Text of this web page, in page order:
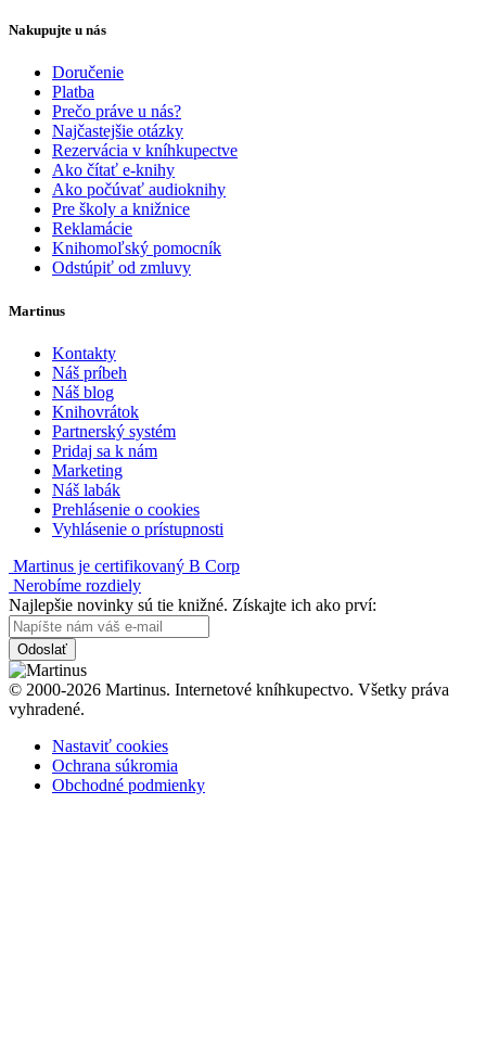
Nakupujte u nás
Doručenie
Platba
Prečo práve u nás?
Najčastejšie otázky
Rezervácia v kníhkupectve
Ako čítať e-knihy
Ako počúvať audioknihy
Pre školy a knižnice
Reklamácie
Knihomoľský pomocník
Odstúpiť od zmluvy
Martinus
Kontakty
Náš príbeh
Náš blog
Knihovrátok
Partnerský systém
Pridaj sa k nám
Marketing
Náš labák
Prehlásenie o cookies
Vyhlásenie o prístupnosti
Martinus je certifikovaný B Corp
Nerobíme rozdiely
Najlepšie novinky sú tie knižné. Získajte ich ako prví:
Odoslať
© 2000-2026 Martinus. Internetové kníhkupectvo. Všetky práva
vyhradené.
Nastaviť cookies
Ochrana súkromia
Obchodné podmienky